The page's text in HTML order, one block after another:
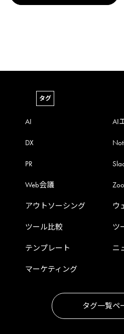
タグ
AI AI
DX
PR
Web会議
アウトソーシング ウ
ツール比較 ツ
テンプレート ニ
マーケティング
タグ一覧ペ